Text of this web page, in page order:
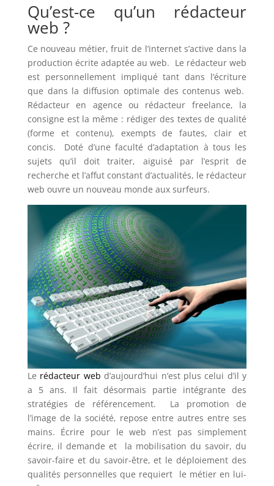
Qu’est-ce qu’un rédacteur
web ?
Ce nouveau métier, fruit de l’internet s’active dans la
production écrite adaptée au web. Le rédacteur web
est personnellement impliqué tant dans l’écriture
que dans la diffusion optimale des contenus web.
Rédacteur en agence ou rédacteur freelance, la
consigne est la même : rédiger des textes de qualité
(forme et contenu), exempts de fautes, clair et
concis. Doté d’une faculté d’adaptation à tous les
sujets qu’il doit traiter, aiguisé par l’esprit de
recherche et l’affut constant d’actualités, le rédacteur
web ouvre un nouveau monde aux surfeurs.
Le rédacteur web d’aujourd’hui n’est plus celui d’il y
a 5 ans. Il fait désormais partie intégrante des
stratégies de référencement. La promotion de
l’image de la société, repose entre autres entre ses
mains. Écrire pour le web n’est pas simplement
écrire, il demande et la mobilisation du savoir, du
savoir-faire et du savoir-être, et le déploiement des
qualités personnelles que requiert le métier en lui-